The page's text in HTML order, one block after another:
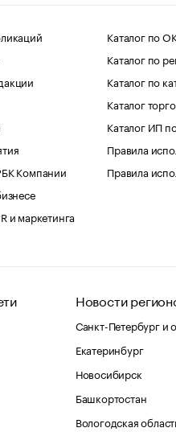
Компании
и маркетинга
Каталог по
Каталог по
Каталог по
Каталог
Каталог ИП
Правила
Правила
Новости
Санкт-Петербург и
Екатеринбург
Новосибирск
Башкортостан
Вологодская